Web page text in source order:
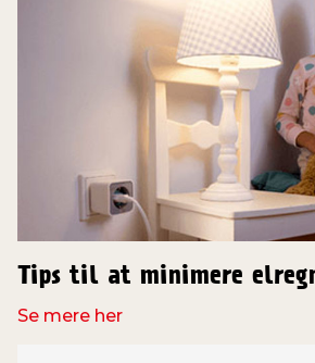
Tips til at minimere
Se mere her